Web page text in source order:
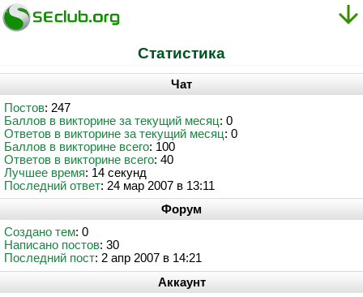
Статистика
Чат
Постов: 247
Баллов в викторине за текущий месяц: 0
Ответов в викторине за текущий месяц: 0
Баллов в викторине всего: 100
Ответов в викторине всего: 40
Лучшее время: 14 секунд
Последний ответ: 24 мар 2007 в 13:11
Форум
Создано тем: 0
Написано постов: 30
Последний пост: 2 апр 2007 в 14:21
Аккаунт